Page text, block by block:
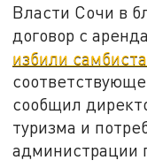
Власти Сочи в
договор с
избили
сообщил
туризма и
администрации